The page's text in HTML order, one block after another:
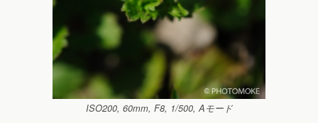
ISO200, 60mm, F8, 1/500, Aモード